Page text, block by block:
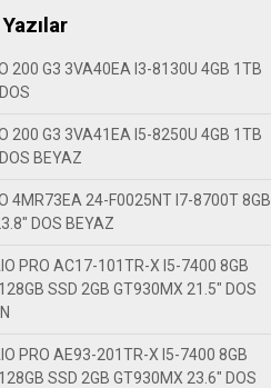
200 G3 3VA40EA I3-8130U 4GB 1TB
200 G3 3VA41EA I5-8250U 4GB 1TB
BEYAZ
4MR73EA 24-F0025NT I7-8700T 8GB
DOS BEYAZ
PRO AC17-101TR-X I5-7400 8GB
SSD 2GB GT930MX 21.5″ DOS
PRO AE93-201TR-X I5-7400 8GB
SSD 2GB GT930MX 23.6″ DOS